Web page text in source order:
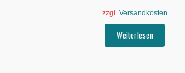
zzgl. Versandkosten
Weiterlesen